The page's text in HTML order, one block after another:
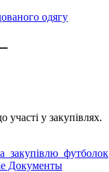
у закупівлях.
Документы